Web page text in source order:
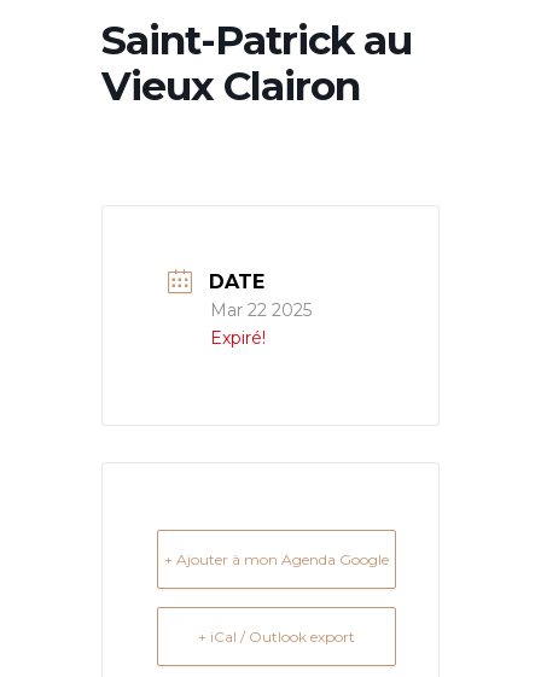
Saint-Patrick au
Vieux Clairon
DATE
Mar 22 2025
Expiré!
+ Ajouter à mon Agenda Google
+ iCal / Outlook export